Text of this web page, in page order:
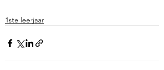
1ste leerjaar